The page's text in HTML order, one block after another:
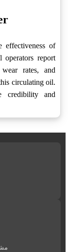
effectiveness of
operators report
wear rates, and
circulating oil.
credibility and